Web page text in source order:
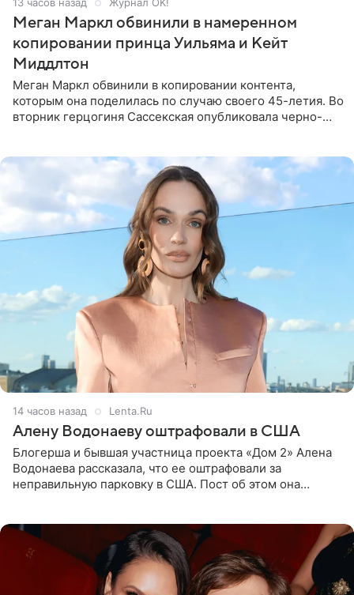
13 часов назад Журнал OK!
Меган Маркл обвинили в намеренном
копировании принца Уильяма и Кейт
Миддлтон
Меган Маркл обвинили в копировании контента,
которым она поделилась по случаю своего 45-летия. Во
вторник герцогиня Сассекская опубликовала черно-
14 часов назад Lenta.Ru
Алену Водонаеву оштрафовали в США
Блогерша и бывшая участница проекта «Дом 2» Алена
Водонаева рассказала, что ее оштрафовали за
неправильную парковку в США. Пост об этом она